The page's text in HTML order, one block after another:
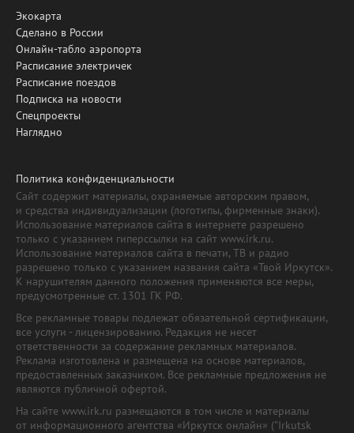
Экокарта
Сделано в России
Онлайн-табло аэропорта
Расписание электричек
Расписание поездов
Подписка на новости
Спецпроекты
Наглядно
Политика конфиденциальности
Сайт содержит материалы, охраняемые авторским правом,
и средства индивидуализации (логотипы, фирменные знаки).
Использование материалов сайта в интернете разрешено
только с указанием гиперссылки на сайт www.irk.ru.
Использование материалов сайта в печати, ТВ и радио
разрешено только с указанием названия сайта «Твой Иркутск».
К нарушителям данного положения применяются все меры,
предусмотренные ст. 1301 ГК РФ.
Все рекламные товары подлежат обязательной сертификации,
все услуги - лицензированию. Редакция не несет
ответственности за содержание рекламных материалов.
Реклама изготовлена и размещена на основе материалов,
предоставленных заказчиком. Все рекламные предложения не
являются публичной офертой.
На сайте www.irk.ru размещаются в том числе и материалы
от информационного агентства «Иркутск онлайн» ("Irkutsk